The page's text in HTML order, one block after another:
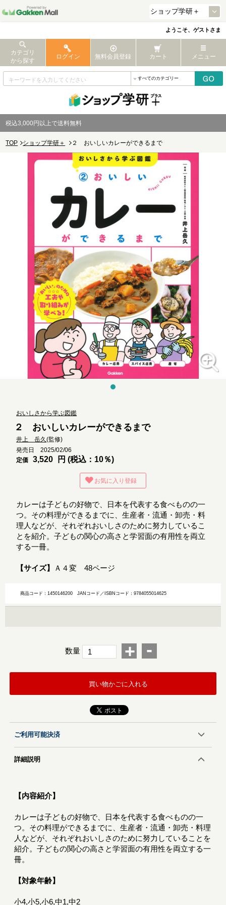
ようこそ、ゲストさま
カテゴリ
から探す
ログイン 無料会員登録 カート メニュー
税込3,000円以上で送料無料
TOP ショップ学研＋ ２ おいしいカレーができるまで
おいしさから学ぶ図鑑
２ おいしいカレーができるまで
井上 岳久(監修)
発売日 2025/02/06
定価
3,520 円 (税込：10％)
お気に入り登録
カレーは子どもの好物で、日本を代表する食べものの一
つ。その料理ができるまでに、生産者・流通・卸売・料
理人などが、それぞれおいしさのために努力しているこ
とを紹介。子どもの関心の高さと学習面の有用性を両立
する一冊。
【サイズ】 Ａ４変 48ページ
商品コード：1450146200JANコード／ISBNコード：9784055014625
数量 + -
買い物かごに入れる
ご利用可能決済
詳細説明
【内容紹介】
カレーは子どもの好物で、日本を代表する食べものの一
つ。その料理ができるまでに、生産者・流通・卸売・料理
人などが、それぞれおいしさのために努力していることを
紹介。子どもの関心の高さと学習面の有用性を両立する一
冊。
【対象年齢】
小4,小5,小6,中1,中2